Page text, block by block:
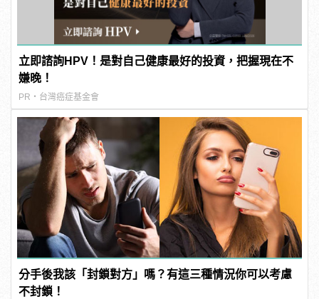
立即諮詢HPV！是對自己健康最好的投資，把握現在不
嫌晚！
PR・台灣癌症基金會
分手後我該「封鎖對方」嗎？有這三種情況你可以考慮
不封鎖！